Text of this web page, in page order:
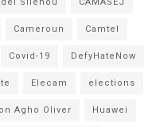
Cameroun Camtel
Covid-19 DefyHateNow
Elecam elections
Agho Oliver Huawei